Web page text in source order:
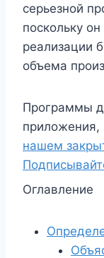
серьезной
поскольку
реализации
объема
Программы
нашем
Оглавление